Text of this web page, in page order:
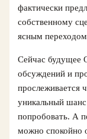
фактически
собственному
ясным
Сейчас будущее
обсуждений и
прослеживается
уникальный
попробовать. А
можно спокойно